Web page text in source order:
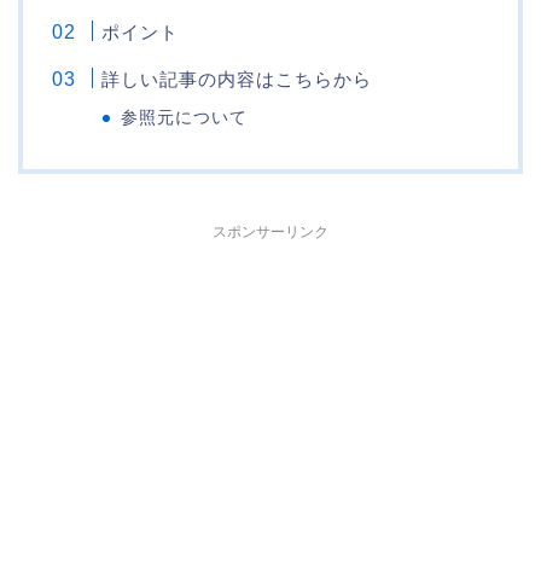
ポイント
詳しい記事の内容はこちらから
参照元について
スポンサーリンク